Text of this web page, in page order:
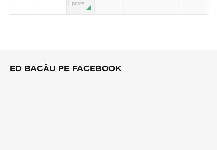
1 posts
ED BACĂU PE FACEBOOK